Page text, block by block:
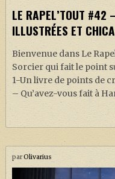
LE RAPEL’TOUT #42
ILLUSTRÉES ET
Bienvenue dans Le
Sorcier qui fait le point
1-Un livre de points de
– Qu’avez-vous fait à
parOlivarius